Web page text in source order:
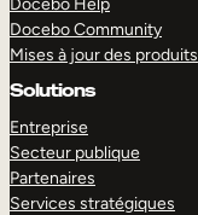
Docebo Community
Mises à jour des produits
Solutions
Entreprise
Secteur publique
Partenaires
Services stratégiques